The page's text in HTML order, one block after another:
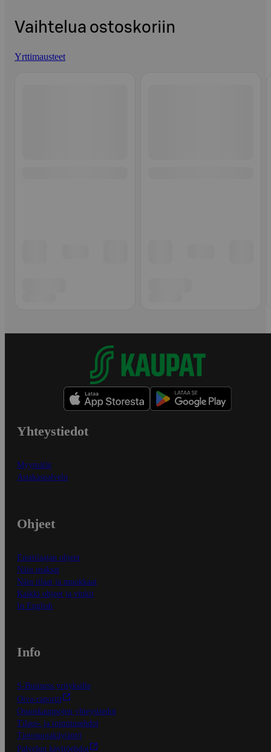
Vaihtelua ostoskoriin
Yrttimausteet
Yhteystiedot
Myymälät
Asiakaspalvelu
Ohjeet
Ensitilaajan ohjeet
Näin maksat
Näin tilaat ja muokkaat
Kaikki ohjeet ja vinkit
In English
Info
S-Business yrityksille
Oiva-raportit
Osuuskauppojen yhteystiedot
Tilaus- ja toimitusehdot
Tietosuojakäytäntö
Palvelun käyttöehdot